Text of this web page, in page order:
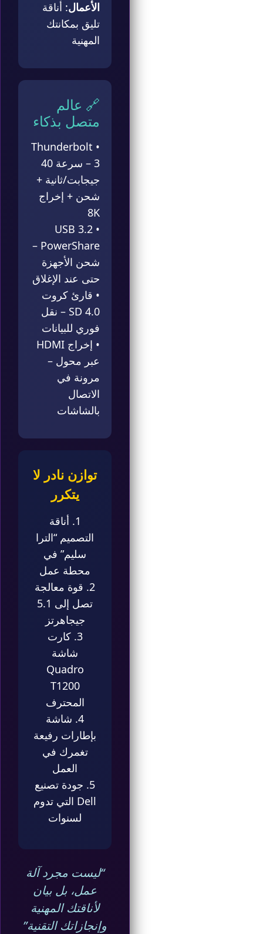
الأعمال: أناقة
تليق بمكانتك
المهنية
🔗 عالم
متصل بذكاء
• Thunderbolt
3 – سرعة 40
جيجابت/ثانية +
شحن + إخراج
8K
• USB 3.2
PowerShare –
شحن الأجهزة
حتى عند الإغلاق
• قارئ كروت
SD 4.0 – نقل
فوري للبيانات
• إخراج HDMI
عبر محول –
مرونة في
الاتصال
بالشاشات
توازن نادر لا
يتكرر
1. أناقة
التصميم “الترا
سليم” في
محطة عمل
2. قوة معالجة
تصل إلى 5.1
جيجاهرتز
3. كارت
شاشة
Quadro
T1200
المحترف
4. شاشة
بإطارات رفيعة
تغمرك في
العمل
5. جودة تصنيع
Dell التي تدوم
لسنوات
“ليست مجرد آلة
عمل، بل بيان
لأناقتك المهنية
وإنجازاتك التقنية”